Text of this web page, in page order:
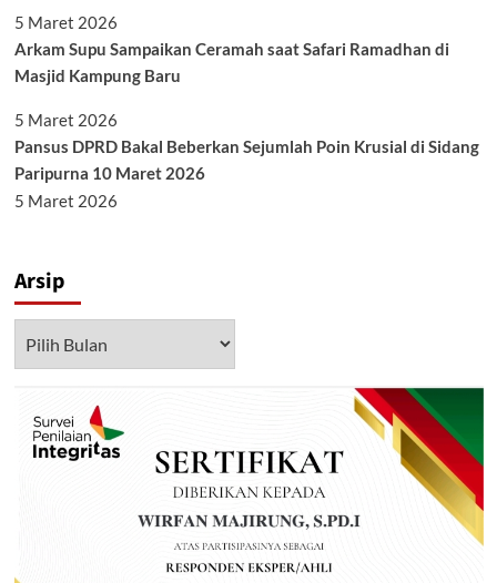
5 Maret 2026
Arkam Supu Sampaikan Ceramah saat Safari Ramadhan di
Masjid Kampung Baru
5 Maret 2026
Pansus DPRD Bakal Beberkan Sejumlah Poin Krusial di Sidang
Paripurna 10 Maret 2026
5 Maret 2026
Arsip